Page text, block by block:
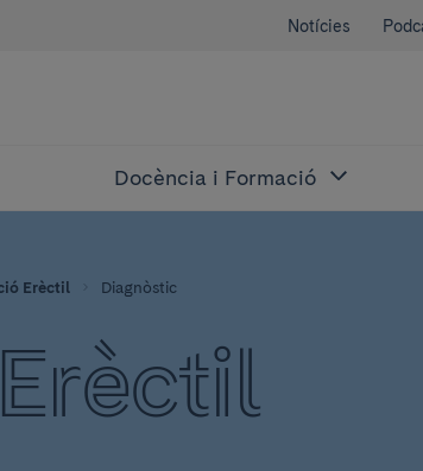
Notícies
Docència i Formació
Erèctil Diagnòstic